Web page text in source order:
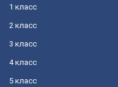
1 класс
2 класс
3 класс
4 класс
5 класс